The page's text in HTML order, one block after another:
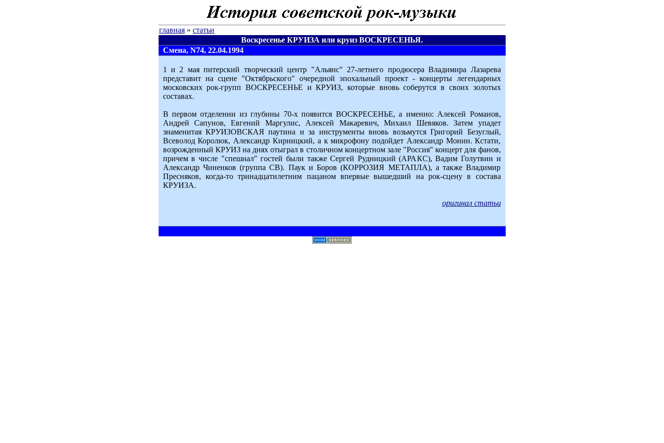
главная » статьи
Воскресенье КРУИЗА или круиз ВОСКРЕСЕНЬЯ.
Смена, N74, 22.04.1994
1 и 2 мая питерский творческий центр "Альянс" 27-летнего продюсера Владимира Лазарева
представит на сцене "Октябрьского" очередной эпохальный проект - концерты легендарных
московских рок-групп ВОСКРЕСЕНЬЕ и КРУИЗ, которые вновь соберутся в своих золотых
составах.
В первом отделении из глубины 70-х появится ВОСКРЕСЕНЬЕ, а именно: Алексей Романов,
Андрей Сапунов, Евгений Маргулис, Алексей Макаревич, Михаил Шевяков. Затем упадет
знаменитая КРУИЗОВСКАЯ паутина и за инструменты вновь возьмутся Григорий Безуглый,
Всеволод Королюк, Александр Кирницкий, а к микрофону подойдет Александр Монин. Кстати,
возрожденный КРУИЗ на днях отыграл в столичном концертном зале "Россия" концерт для фанов,
причем в числе "спешиал" гостей были также Сергей Рудницкий (АРАКС), Вадим Голутвин и
Александр Чиненков (группа СВ). Паук и Боров (КОРРОЗИЯ МЕТАПЛА), а также Владимир
Пресняков, когда-то тринадцатилетним пацаном впервые вышедший на рок-сцену в состава
КРУИЗА.
оригинал статьи